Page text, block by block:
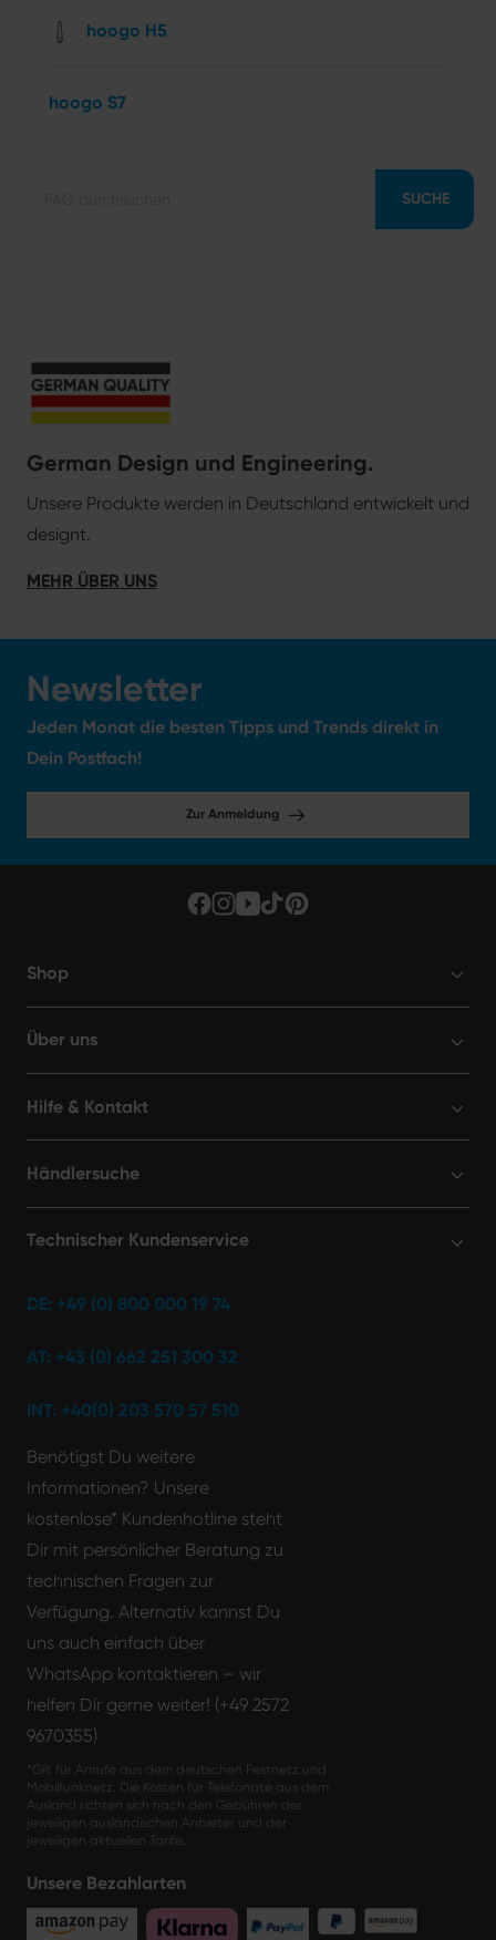
hoogo H5
hoogo S7
SUCHE
German Design und Engineering.
Unsere Produkte werden in Deutschland entwickelt und
designt.
MEHR ÜBER UNS
Newsletter
Jeden Monat die besten Tipps und Trends direkt in
Dein Postfach!
Zur Anmeldung
Shop
Über uns
Hilfe & Kontakt
Händlersuche
Technischer Kundenservice
DE: +49 (0) 800 000 19 74
AT: +43 (0) 662 251 300 32
INT: +40(0) 203 570 57 510
Benötigst Du weitere
Informationen? Unsere
kostenlose* Kundenhotline steht
Dir mit persönlicher Beratung zu
technischen Fragen zur
Verfügung. Alternativ kannst Du
uns auch einfach über
WhatsApp kontaktieren – wir
helfen Dir gerne weiter! (+49 2572
9670355)
*Gilt für Anrufe aus dem deutschen Festnetz und
Mobilfunknetz. Die Kosten für Telefonate aus dem
Ausland richten sich nach den Gebühren der
jeweiligen ausländischen Anbieter und der
jeweiligen aktuellen Tarife.
Unsere Bezahlarten